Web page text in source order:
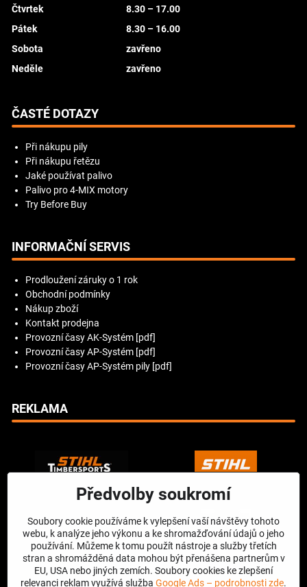
Čtvrtek
8.30 – 17.00
Pátek
8.30 – 16.00
Sobota
zavřeno
Neděle
zavřeno
ČASTÉ DOTAZY
Při nákupu pily
Při nákupu řetězu
Jaké používat palivo
Palivo pro 4-MIX motory
Try Before Buy
INFORMAČNÍ SERVIS
Prodloužení záruky o 1 rok
Obchodní podmínky
Nákup zboží
Kontakt prodejna
Provozní časy AK-Systém [pdf]
Provozní časy AP-Systém [pdf]
Provozní časy AP-Systém pily [pdf]
REKLAMA
Předvolby soukromí
Soubory cookie používáme k vylepšení vaší návštěvy tohoto
webu, k analýze jeho výkonu a ke shromažďování údajů o jeho
používání. Můžeme k tomu použít nástroje a služby třetích
stran a shromážděná data mohou být přenášena partnerům v
EU, USA nebo jiných zemích. Soubory cookies ke zlepšení
relevanci reklam využívá služba Google Ads – podrobnosti zde.